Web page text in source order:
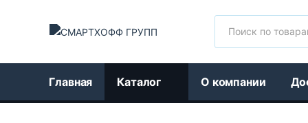
Главная Каталог О компании